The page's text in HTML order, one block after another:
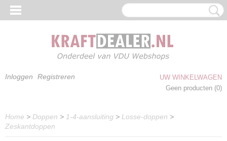
Inloggen Registreren
UW WINKELWAGEN
Geen producten (0)
Home > Doppen > 1-4-aansluiting > Losse-doppen >
Zeskantdoppen